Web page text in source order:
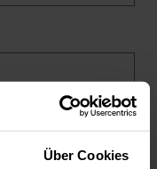
Über Cookies